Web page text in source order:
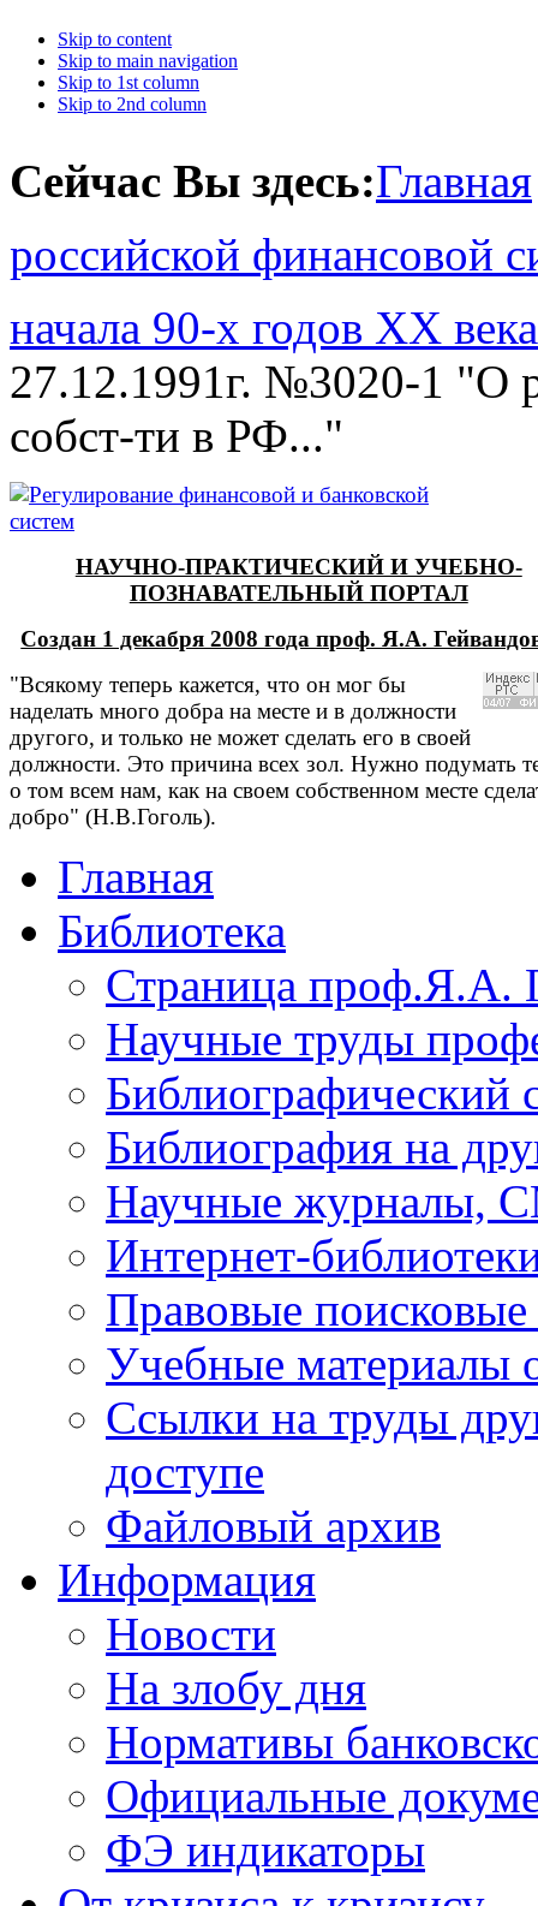
Skip to content
Skip to main navigation
Skip to 1st column
Skip to 2nd column
Сейчас Вы здесь:Главная
российской финансовой
начала 90-х годов XX века
27.12.1991г. №3020-1 "О
собст-ти в РФ..."
НАУЧНО-ПРАКТИЧЕСКИЙ И УЧЕБНО-
ПОЗНАВАТЕЛЬНЫЙ ПОРТАЛ
Создан 1 декабря 2008 года проф. Я.А.
"Всякому теперь кажется, что он мог бы
наделать много добра на месте и в должности
другого, и только не может сделать его в своей
должности. Это причина всех зол. Нужно подумать
о том всем нам, как на своем собственном месте
добро" (Н.В.Гоголь).
Главная
Библиотека
Страница проф.Я.А.
Научные труды
Библиографический
Библиография на
Научные журналы,
Интернет-
Правовые
Учебные материалы
Ссылки на труды
доступе
Файловый архив
Информация
Новости
На злобу дня
Нормативы
Официальные
ФЭ индикаторы